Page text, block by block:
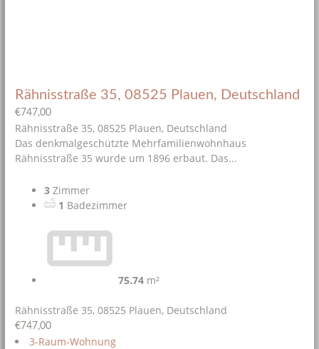
Rähnisstraße 35, 08525 Plauen, Deutschland
€747,00
Rähnisstraße 35, 08525 Plauen, Deutschland
Das denkmalgeschützte Mehrfamilienwohnhaus
Rähnisstraße 35 wurde um 1896 erbaut. Das...
3 Zimmer
1 Badezimmer
75.74 m²
Rähnisstraße 35, 08525 Plauen, Deutschland
€747,00
3-Raum-Wohnung